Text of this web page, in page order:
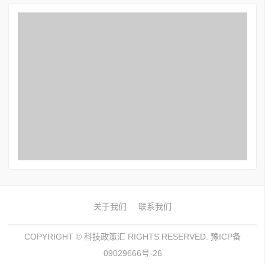
关于我们 联系我们
COPYRIGHT © 科技政策汇 RIGHTS RESERVED. 豫ICP备
09029666号-26